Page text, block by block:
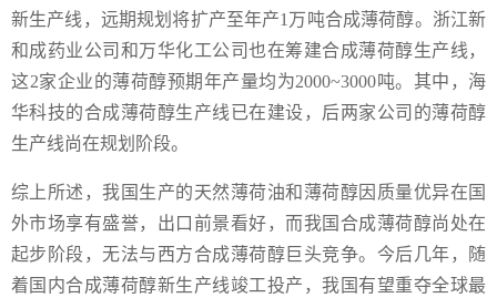
新生产线，远期规划将扩产至年产1万吨合成薄荷醇。浙江新
和成药业公司和万华化工公司也在筹建合成薄荷醇生产线，
这2家企业的薄荷醇预期年产量均为2000~3000吨。其中，海
华科技的合成薄荷醇生产线已在建设，后两家公司的薄荷醇
生产线尚在规划阶段。
综上所述，我国生产的天然薄荷油和薄荷醇因质量优异在国
外市场享有盛誉，出口前景看好，而我国合成薄荷醇尚处在
起步阶段，无法与西方合成薄荷醇巨头竞争。今后几年，随
着国内合成薄荷醇新生产线竣工投产，我国有望重夺全球最